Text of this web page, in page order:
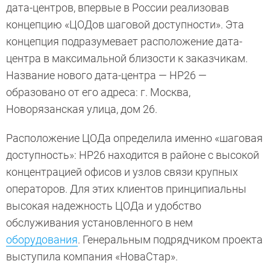
дата-центров, впервые в России реализовав
концепцию «ЦОДов шаговой доступности». Эта
концепция подразумевает расположение дата-
центра в максимальной близости к заказчикам.
Название нового дата-центра — НР26 —
образовано от его адреса: г. Москва,
Новорязанская улица, дом 26.
Расположение ЦОДа определила именно «шаговая
доступность»: НР26 находится в районе с высокой
концентрацией офисов и узлов связи крупных
операторов. Для этих клиентов принципиальны
высокая надежность ЦОДа и удобство
обслуживания установленного в нем
оборудования. Генеральным подрядчиком проекта
выступила компания «НоваСтар».